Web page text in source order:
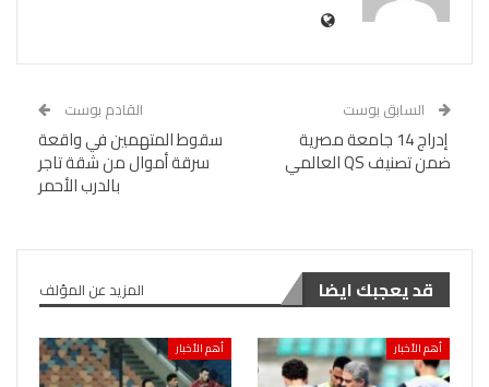
السابق بوست
إدراج 14 جامعة مصرية
ضمن تصنيف QS العالمي
القادم بوست
سقوط المتهمين في واقعة
سرقة أموال من شقة تاجر
بالدرب الأحمر
قد يعجبك ايضا المزيد عن المؤلف
أهم الأخبار أهم الأخبار